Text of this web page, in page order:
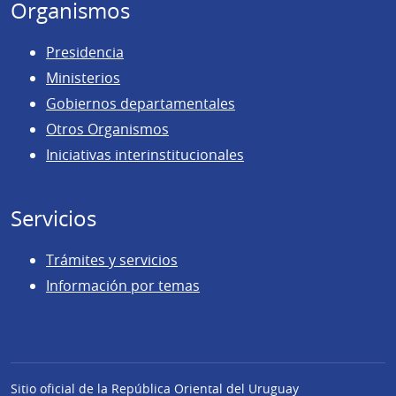
Organismos
Presidencia
Ministerios
Gobiernos departamentales
Otros Organismos
Iniciativas interinstitucionales
Servicios
Trámites y servicios
Información por temas
Sitio oficial de la República Oriental del Uruguay